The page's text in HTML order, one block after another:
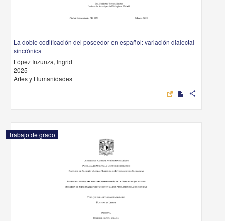
La doble codificación del poseedor en español: variación dialectal
sincrónica
López Inzunza, Ingrid
2025
Artes y Humanidades
share
Trabajo de grado